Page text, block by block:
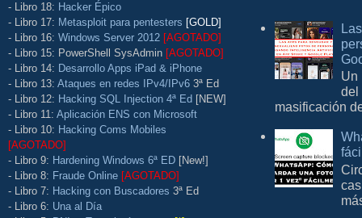
- Libro 18: Hacker Épico
- Libro 17: Metasploit para pentesters [GOLD]
- Libro 16: Windows Server 2012 [AGOTADO]
- Libro 15: PowerShell SysAdmin [AGOTADO]
- Libro 14: Desarrollo Apps iPad & iPhone
- Libro 13: Ataques en redes IPv4/IPv6 3ª Ed
- Libro 12: Hacking SQL Injection 4ª Ed [NEW]
- Libro 11: Aplicación ENS con Microsoft
- Libro 10: Hacking Coms Mobiles
[AGOTADO]
- Libro 9: Hardening Windows 6ª ED [New!]
- Libro 8: Fraude Online [AGOTADO]
- Libro 7: Hacking con Buscadores 3ª Ed
- Libro 6: Una al Día
Un
del
masificación